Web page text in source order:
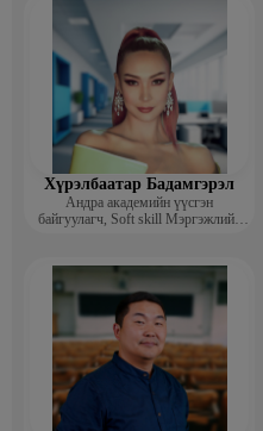
Хүрэлбаатар Бадамгэрэл
Андра академийн үүсгэн
байгуулагч, Soft skill Мэргэжлийн